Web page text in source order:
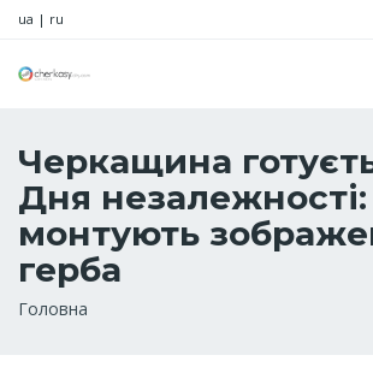
ua | ru
Черкащина
Дня незалежності:
монтують
герба
Рядок
Головна